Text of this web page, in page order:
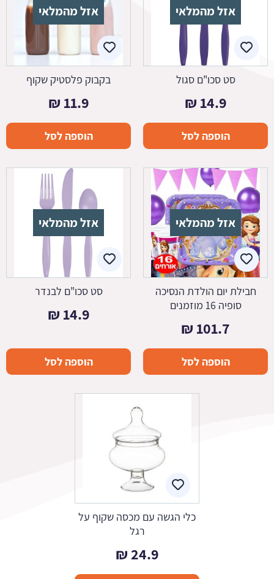
אזל מהמלאי
סט סכו"ם סגול
14.9
₪
הוספה לסל
אזל מהמלאי
בקבוק פלסטיק שקוף
11.9
₪
הוספה לסל
אזל מהמלאי
חבילת יום הולדת הנסיכה
סופיה 16 מוזמנים
101.7
₪
הוספה לסל
אזל מהמלאי
סט סכו"ם לבנדר
14.9
₪
הוספה לסל
כלי הגשה עם מכסה שקוף על
רגל
24.9
₪